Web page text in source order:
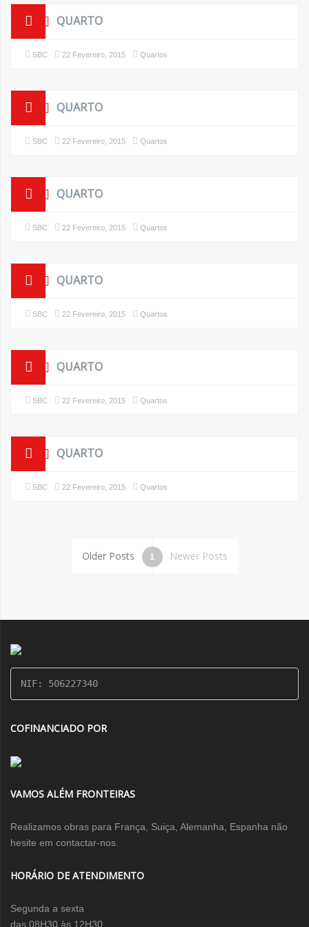
QUARTO
SBC 22 Fevereiro, 2015 Quartos
QUARTO
SBC 22 Fevereiro, 2015 Quartos
QUARTO
SBC 22 Fevereiro, 2015 Quartos
QUARTO
SBC 22 Fevereiro, 2015 Quartos
QUARTO
SBC 22 Fevereiro, 2015 Quartos
QUARTO
SBC 22 Fevereiro, 2015 Quartos
Older Posts 1 Newer Posts
NIF: 506227340
COFINANCIADO POR
VAMOS ALÉM FRONTEIRAS
Realizamos obras para França, Suiça, Alemanha, Espanha não
hesite em contactar-nos.
HORÁRIO DE ATENDIMENTO
Segunda a sexta
das 08H30 às 12H30